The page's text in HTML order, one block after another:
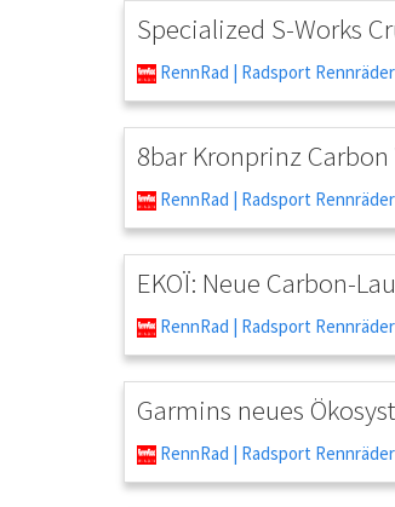
Specialized S-Works
RennRad | Radsport Rennräder
8bar Kronprinz
RennRad | Radsport Rennräder
EKOÏ: Neue Carbon-
RennRad | Radsport Rennräder
Garmins neues
RennRad | Radsport Rennräder